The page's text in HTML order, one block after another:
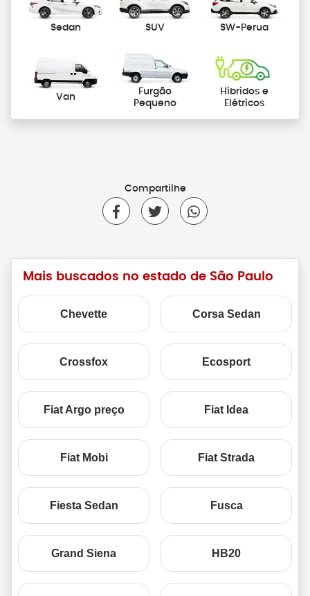
Sedan SUV SW-Perua
Van
Furgão
Pequeno
Híbridos e
Elétricos
Compartilhe
Mais buscados no estado de São Paulo
Chevette Corsa Sedan
Crossfox Ecosport
Fiat Argo preço Fiat Idea
Fiat Mobi Fiat Strada
Fiesta Sedan Fusca
Grand Siena HB20